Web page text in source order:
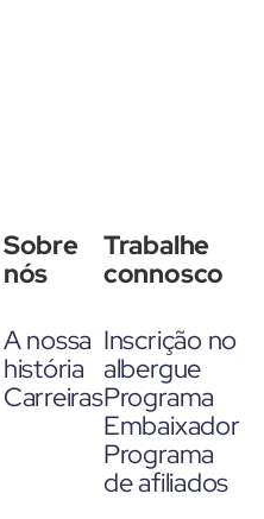
Sobre
nós
A nossa
história
Carreiras
Trabalhe
connosco
Inscrição no
albergue
Programa
Embaixador
Programa
de afiliados